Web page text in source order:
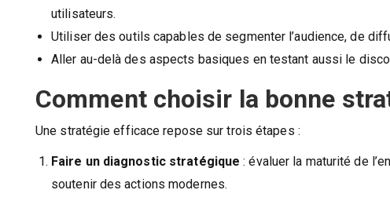
utilisateurs.
Utiliser des outils capables de segmenter l’audience, de
Aller au-delà des aspects basiques en testant aussi le
Comment choisir la bonne
Une stratégie efficace repose sur trois étapes :
Faire un diagnostic stratégique : évaluer la maturité de
soutenir des actions modernes.